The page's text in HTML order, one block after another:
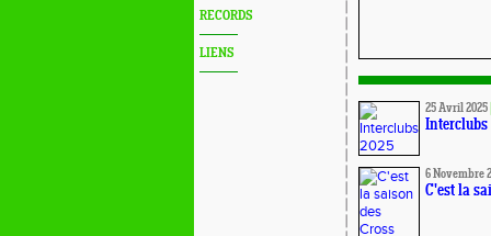
RECORDS
LIENS
25 Avril 2025
Interclubs
6 Novembre
C'est la